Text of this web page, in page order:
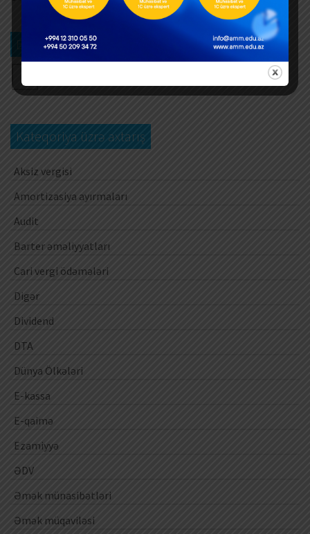
Bizi izləyin
Kateqoriya üzrə axtarış
Aksiz vergisi
Amortizasiya ayırmaları
Audit
Barter əməliyyatları
Cari vergi ödəmələri
Digər
Dividend
DTA
Dünya Ölkələri
E-kassa
E-qaimə
Ezamiyyə
ƏDV
Əmək münasibətləri
Əmək müqaviləsi